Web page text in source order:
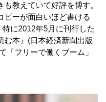
教えていて好評を博す。
ピーが面白いほど書ける
に2012年5月に刊行した
む本』(日本経済新聞出版
「フリーで働くブーム」